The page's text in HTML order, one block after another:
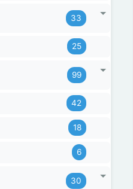
33
25
99
42
18
6
30